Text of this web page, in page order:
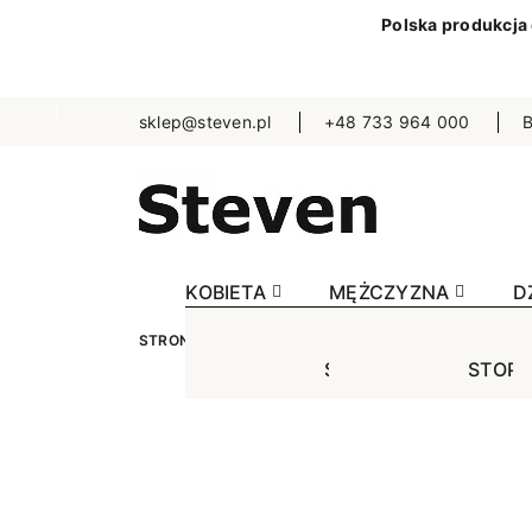
Polska produkcja
sklep@steven.pl +48 733 964 000
KOBIETA
STOPKI
MĘŻCZYZNA
STOPKI
STRONA GŁÓWNA